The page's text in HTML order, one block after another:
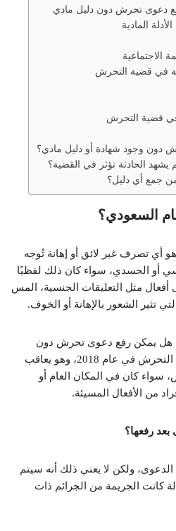
دعوى تحرش دون دليل مادي
في قضية التحرش
في قضية التحرش
وجود شهادة أو دليل مادي؟
الحادثة تؤثر في القضية؟
جمع أي دليل؟
السعودي؟
هو أي تصرف غير لائق أو إهانة تُوجه
أو الجسدي، سواء كان ذلك لفظيًا
مثل التعليقات الجنسية، المس
تثير الشعور بالإهانة أو الخوف.
هل يمكن رفع دعوى تحرش دون
دليل؟، تم إصدار نظام مكافحة التحرش في عام 2018، وهو يعاقب
سواء كان في المكان العام أو
من الأفعال المسيئة.
رفعها؟
ولكن لا يعني ذلك أنه سيتم
كانت الجريمة من الجرائم ذات